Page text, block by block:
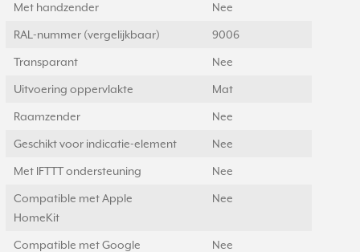
Met handzender Nee
RAL-nummer (vergelijkbaar) 9006
Transparant Nee
Uitvoering oppervlakte Mat
Raamzender Nee
Geschikt voor indicatie-element Nee
Met IFTTT ondersteuning Nee
Compatible met Apple
HomeKit
Nee
Compatible met Google
Nee